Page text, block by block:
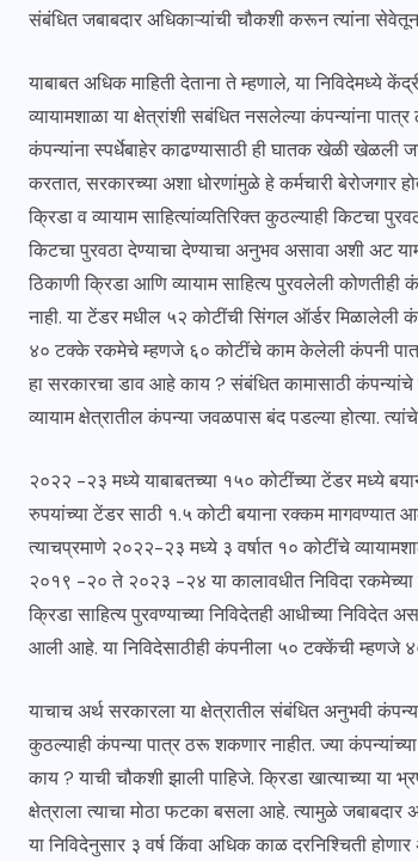
संबंधित जबाबदार अधिकाऱ्यांची चौकशी करून त्यांना
याबाबत अधिक माहिती देताना ते म्हणाले, या निविदेमध्ये
व्यायामशाळा या क्षेत्रांशी सबंधित नसलेल्या कंपन्यांना
कंपन्यांना स्पर्धेबाहेर काढण्यासाठी ही घातक खेळी खेळली
करतात, सरकारच्या अशा धोरणांमुळे हे कर्मचारी बेरोजगार
क्रिडा व व्यायाम साहित्यांव्यतिरिक्त कुठल्याही किटचा
किटचा पुरवठा देण्याचा देण्याचा अनुभव असावा अशी अट
ठिकाणी क्रिडा आणि व्यायाम साहित्य पुरवलेली कोणतीही
नाही. या टेंडर मधील ५२ कोटींची सिंगल ऑर्डर
४० टक्के रकमेचे म्हणजे ६० कोटींचे काम केलेली कंपनी
हा सरकारचा डाव आहे काय ? संबंधित कामासाठी कंपन्यांचे
व्यायाम क्षेत्रातील कंपन्या जवळपास बंद पडल्या होत्या.
२०२२ -२३ मध्ये याबाबतच्या १५० कोटींच्या टेंडर मध्ये
रुपयांच्या टेंडर साठी १.५ कोटी बयाना रक्कम
त्याचप्रमाणे २०२२-२३ मध्ये ३ वर्षात १० कोटींचे
२०१९ -२० ते २०२३ -२४ या कालावधीत निविदा
क्रिडा साहित्य पुरवण्याच्या निविदेतही आधीच्या
आली आहे. या निविदेसाठीही कंपनीला ५० टक्केंची म्हणजे
याचाच अर्थ सरकारला या क्षेत्रातील संबंधित अनुभवी
कुठल्याही कंपन्या पात्र ठरू शकणार नाहीत. ज्या
काय ? याची चौकशी झाली पाहिजे. क्रिडा खात्याच्या या
क्षेत्राला त्याचा मोठा फटका बसला आहे. त्यामुळे
या निविदेनुसार ३ वर्ष किंवा अधिक काळ दरनिश्चिती